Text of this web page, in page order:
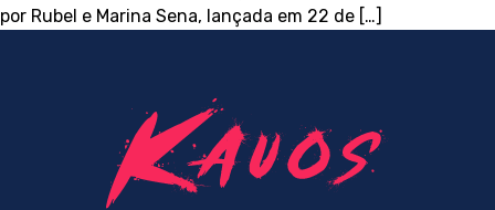
por Rubel e Marina Sena, lançada em 22 de […]